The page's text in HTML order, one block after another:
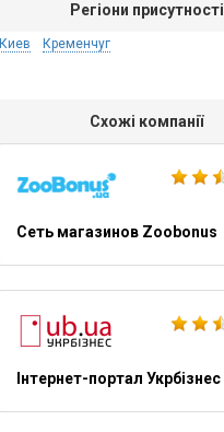
Регіони присутності
Киев Кременчуг
Схожі компанії
Сеть магазинов Zoobonus
Інтернет-портал Укрбізнес